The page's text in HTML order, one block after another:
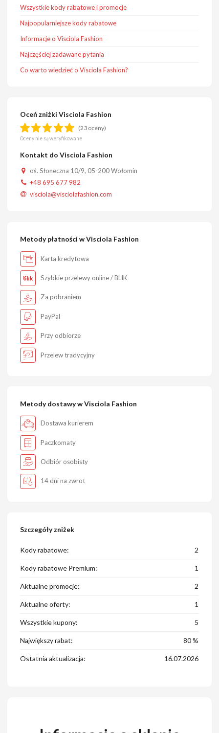
Wszystkie kody rabatowe i promocje
Najpopularniejsze kody rabatowe
Informacje o Visciola Fashion
Najczęściej zadawane pytania
Co warto wiedzieć o Visciola Fashion?
Oceń zniżki Visciola Fashion
(23 oceny)
Oceny nie są weryfikowane
Kontakt do Visciola Fashion
oś. Słoneczna 10/9, 05-200 Wołomin
+48 695 677 982
visciola@visciolafashion.com
Metody płatności w Visciola Fashion
Karta kredytowa
Szybkie przelewy online / BLIK
Za pobraniem
PayPal
Przy odbiorze
Przelew tradycyjny
Metody dostawy w Visciola Fashion
Dostawa kurierem
Paczkomaty
Odbiór osobisty
14 dni na zwrot
Szczegóły zniżek
Kody rabatowe: 2
Kody rabatowe Premium: 1
Aktualne promocje: 2
Aktualne oferty: 1
Wszystkie kupony: 5
Największy rabat: 80 %
Ostatnia aktualizacja: 16.07.2026